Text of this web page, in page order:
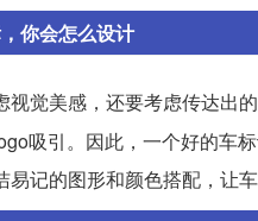
你会怎么设计
视觉美感，还要考虑传达出的
吸引。因此，一个好的车
记的图形和颜色搭配，让车